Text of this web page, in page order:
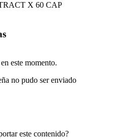
X 60 CAP
este momento.
no pudo ser enviado
este contenido?